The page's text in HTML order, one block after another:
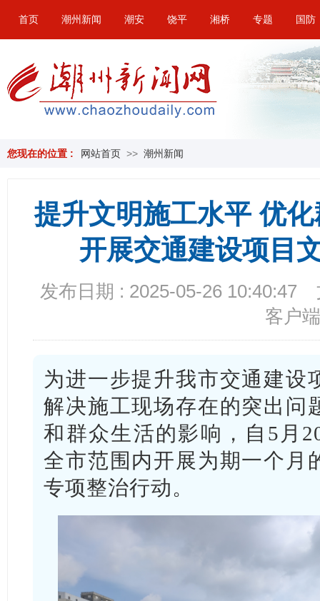
首页 潮州新闻 潮安 饶平 湘桥 专题 国防
您现在的位置 : 网站首页 >> 潮州新闻
提升文明施工水平 优
开展交通建设项目
发布日期 : 2025-05-26 10:40:47
客户端
为进一步提升我市交通建设
解决施工现场存在的突出问
和群众生活的影响，自5月
全市范围内开展为期一个月
专项整治行动。